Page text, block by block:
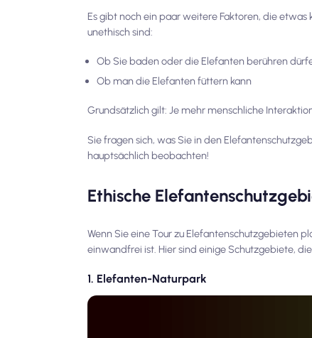
Es gibt noch ein paar weitere Faktoren, die
unethisch sind:
Ob Sie baden oder die Elefanten berühren
Ob man die Elefanten füttern kann
Grundsätzlich gilt: Je mehr menschliche
Sie fragen sich, was Sie in den
hauptsächlich beobachten!
Ethische
Wenn Sie eine Tour zu Elefantenschutzgebieten
einwandfrei ist. Hier sind einige Schutzgebiete,
1. Elefanten-Naturpark